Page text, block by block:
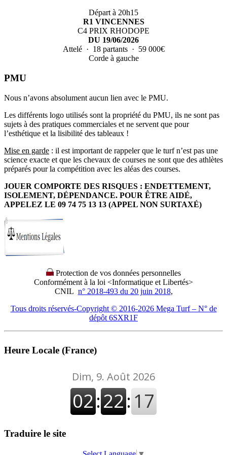
Départ à 20h15
R1 VINCENNES
C4 PRIX RHODOPE
DU 19/06/2026
Attelé · 18 partants · 59 000€
Corde à gauche
PMU
Nous n’avons absolument aucun lien avec le PMU.
Les différents logo utilisés sont la propriété du PMU, ils ne sont pas
sujets à des pratiques commerciales et ne servent que pour
l’esthétique et la lisibilité des tableaux !
Mise en garde : il est important de rappeler que le turf n’est pas une
science exacte et que les chevaux de courses ne sont que des athlètes
préparés pour la compétition avec les aléas des courses.
JOUER COMPORTE DES RISQUES : ENDETTEMENT,
ISOLEMENT, DÉPENDANCE. POUR ÊTRE AIDÉ,
APPELEZ LE 09 74 75 13 13 (APPEL NON SURTAXÉ)
Protection de vos données personnelles
Conformément à la loi <Informatique et Libertés>
CNIL n° 2018-493 du 20 juin 2018,
Tous droits réservés-Copyright © 2016-2026 Mega Turf – N° de
dépôt 6SXR1F
Heure Locale (France)
Traduire le site